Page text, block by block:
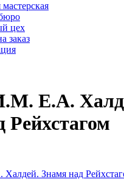
мастерская
цех
заказ
Е.А.
Рейхстагом